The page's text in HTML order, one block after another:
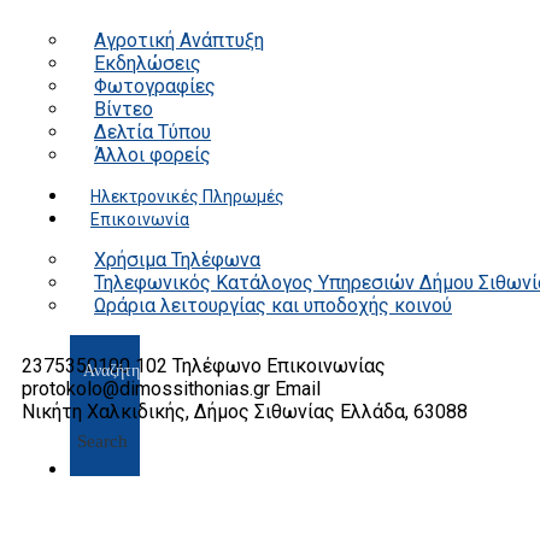
Αγροτική Ανάπτυξη
Εκδηλώσεις
Φωτογραφίες
Βίντεο
Δελτία Τύπου
Άλλοι φορείς
Ηλεκτρονικές Πληρωμές
Επικοινωνία
Χρήσιμα Τηλέφωνα
Τηλεφωνικός Κατάλογος Υπηρεσιών Δήμου
Ωράρια λειτουργίας και υποδοχής κοινού
Search
2375350100 102 Τηλέφωνο Επικοινωνίας
protokolo@dimossithonias.gr Email
Νικήτη Χαλκιδικής, Δήμος Σιθωνίας Ελλάδα, 63088